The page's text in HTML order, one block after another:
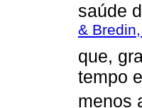
saúde
&
que,
tempo
menos